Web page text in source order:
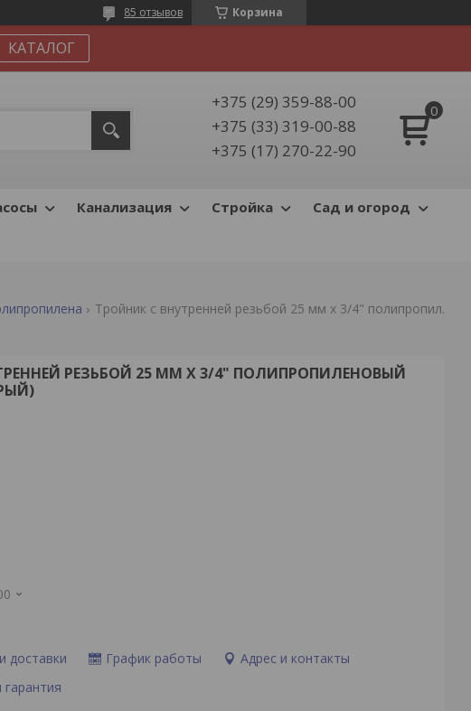
Корзина
85 отзывов
КАТАЛОГ
+375 (29) 359-88-00
+375 (33) 319-00-88
+375 (17) 270-22-90
Канализация Стройка
Сад и огород
Тройник с внутренней резьбой 25 мм x 3/4" полипропиленовый valfex (цвет: серый)
РЕЗЬБОЙ 25 ММ X 3/4" ПОЛИПРОПИЛЕНОВЫЙ
доставки График работы
Адрес и контакты